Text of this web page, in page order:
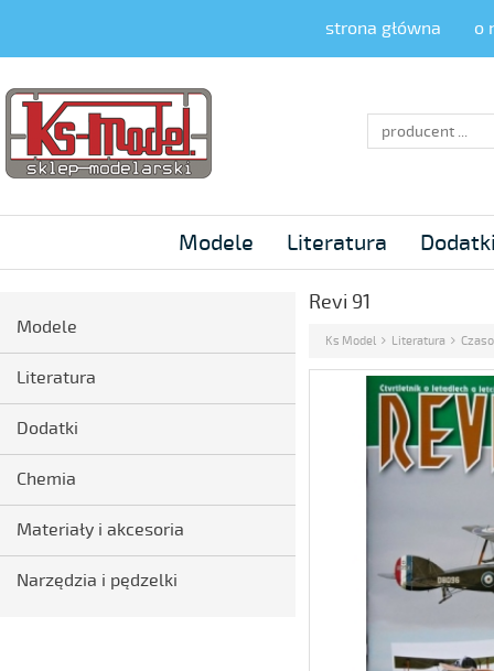
strona główna o
producent ...
Modele Literatura
Modele
Literatura
Dodatki
Chemia
Materiały i akcesoria
Narzędzia i pędzelki
Revi 91
Ks Model Literatura